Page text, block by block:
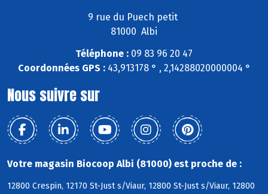
9 rue du Puech petit
81000 Albi
Téléphone : 09 83 96 20 47
Coordonnées GPS :43,913178 ° , 2,14288020000004 °
Nous suivre sur
Votre magasin Biocoop Albi (81000) est proche de :
12800 Crespin, 12170 St-Just s/Viaur, 12800 St-Just s/Viaur, 12800